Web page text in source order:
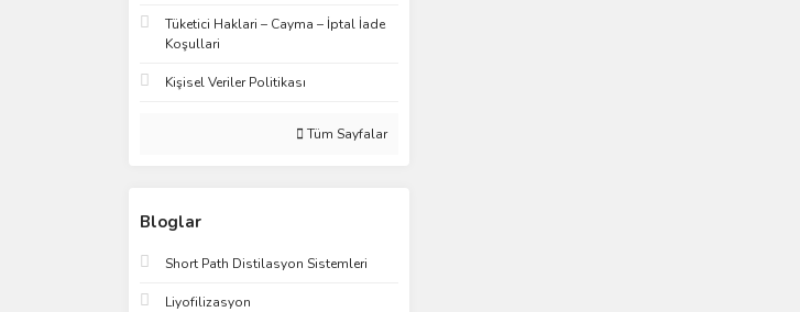
Tüketici Haklari – Cayma – İptal İade
Koşullari
Kişisel Veriler Politikası
Tüm Sayfalar
Bloglar
Short Path Distilasyon Sistemleri
Liyofilizasyon